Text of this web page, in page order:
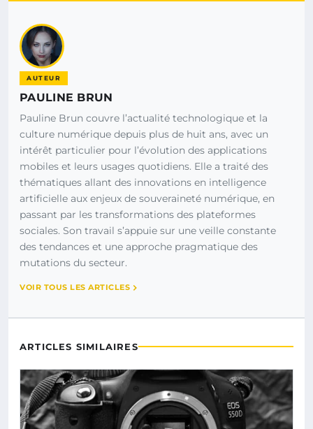
AUTEUR
PAULINE BRUN
Pauline Brun couvre l’actualité technologique et la
culture numérique depuis plus de huit ans, avec un
intérêt particulier pour l’évolution des applications
mobiles et leurs usages quotidiens. Elle a traité des
thématiques allant des innovations en intelligence
artificielle aux enjeux de souveraineté numérique, en
passant par les transformations des plateformes
sociales. Son travail s’appuie sur une veille constante
des tendances et une approche pragmatique des
mutations du secteur.
VOIR TOUS LES ARTICLES
ARTICLES SIMILAIRES